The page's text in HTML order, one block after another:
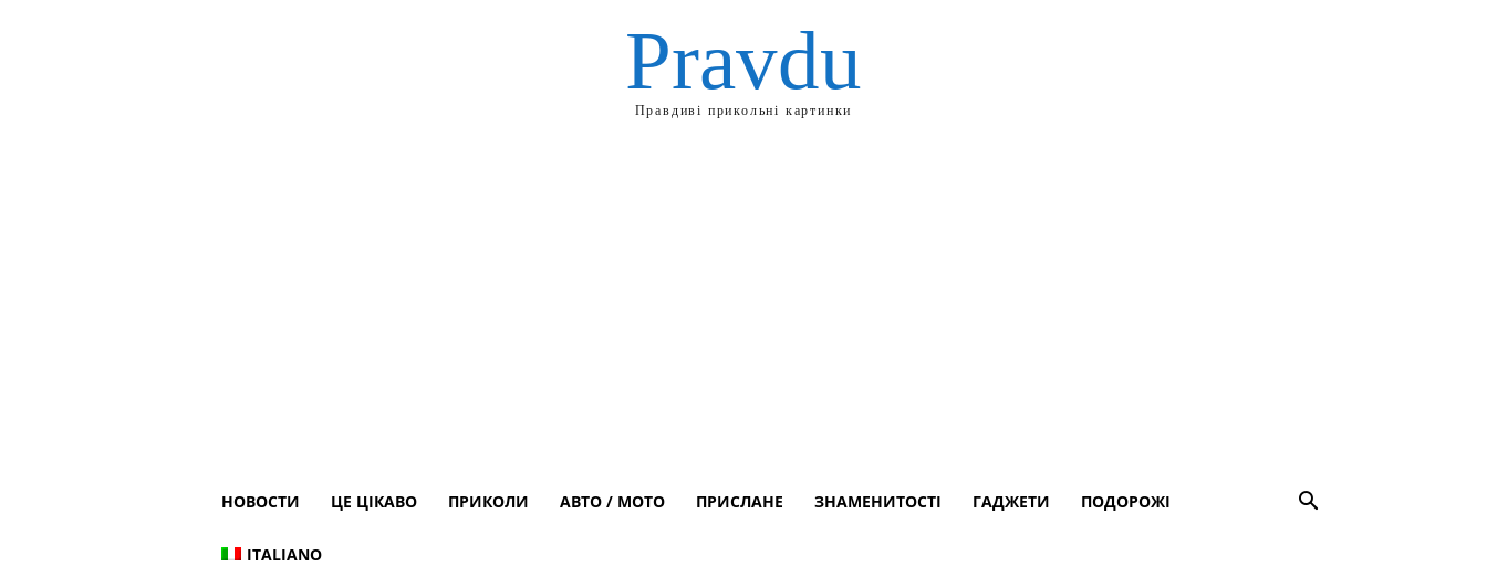
Pravdu
Правдиві прикольні картинки
НОВОСТИ ЦЕ ЦІКАВО ПРИКОЛИ АВТО / МОТО ПРИСЛАНЕ ЗНАМЕНИТОСТІ ГАДЖЕТИ ПОДОРОЖІ
ITALIANO